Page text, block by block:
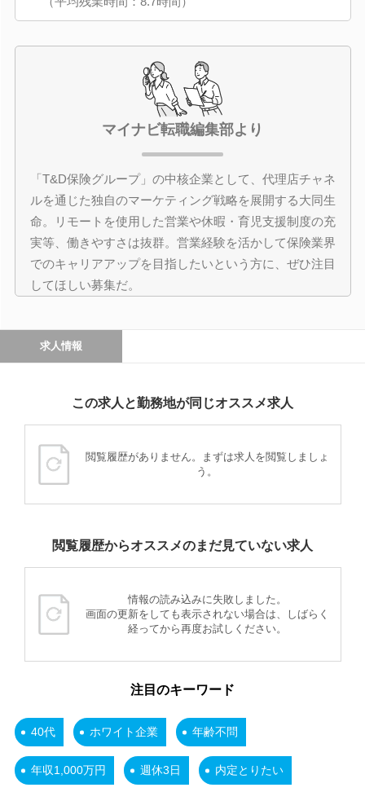
マイナビ転職編集部より
「T&D保険グループ」の中核企業として、代理店チャネ
ルを通じた独自のマーケティング戦略を展開する大同生
命。リモートを使用した営業や休暇・育児支援制度の充
実等、働きやすさは抜群。営業経験を活かして保険業界
でのキャリアアップを目指したいという方に、ぜひ注目
してほしい募集だ。
求人情報
この求人と勤務地が同じオススメ求人
閲覧履歴がありません。まずは求人を閲覧しましょ
う。
閲覧履歴からオススメのまだ見ていない求人
情報の読み込みに失敗しました。
画面の更新をしても表示されない場合は、しばらく
経ってから再度お試しください。
注目のキーワード
40代 ホワイト企業 年齢不問
年収1,000万円 週休3日 内定とりたい